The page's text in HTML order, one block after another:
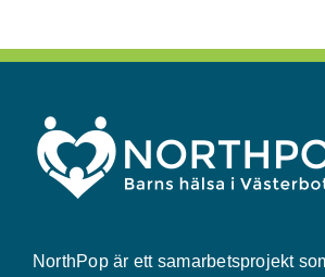
NorthPop är ett samarbetsprojekt